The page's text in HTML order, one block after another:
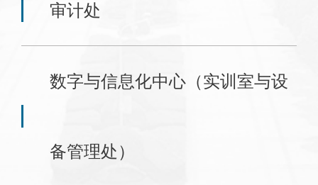
审计处
数字与信息化中心（实训室与设
备管理处）